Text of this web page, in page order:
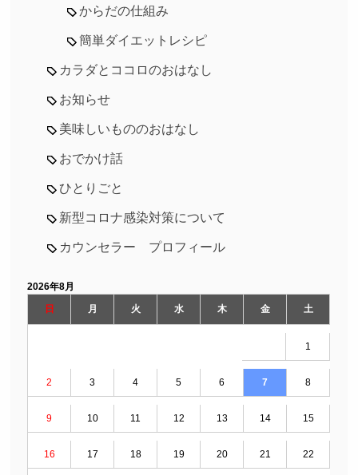
からだの仕組み
簡単ダイエットレシピ
カラダとココロのおはなし
お知らせ
美味しいもののおはなし
おでかけ話
ひとりごと
新型コロナ感染対策について
カウンセラー プロフィール
2026年8月
日
月 火 水 木 金 土
1
2 3 4 5 6 7 8
9 10 11 12 13 14 15
16 17 18 19 20 21 22